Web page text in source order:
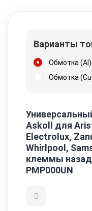
Варианты
Обмотка
Обмотка
Askoll для
Electrolux,
Whirlpool,
клеммы назад
PMP000UN